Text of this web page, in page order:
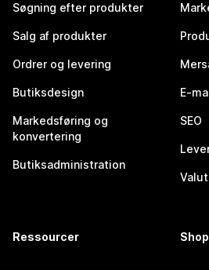
Søgning efter produkter
Salg af produkter
Ordrer og levering
Butiksdesign
Markedsføring og
konvertering
Butiksadministration
E-
SEO
Ressourcer